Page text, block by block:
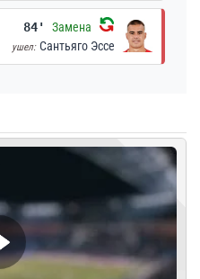
84' Замена
ушел: Сантьяго Эссе